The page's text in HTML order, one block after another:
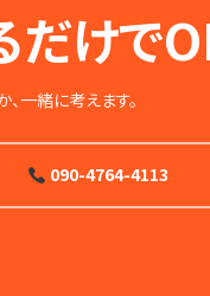
だけで
一緒に考えます。
090-4764-4113